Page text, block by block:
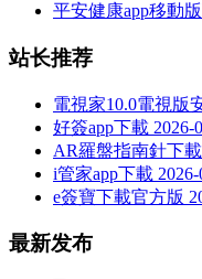
平安健康app移動
站长推荐
電視家10.0電視版
好簽app下載 2026-
AR羅盤指南針下載
i管家app下載
e簽寶下載官方版
最新发布